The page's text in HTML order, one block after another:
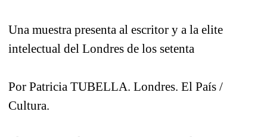
Una muestra presenta al escritor y a la elite
intelectual del Londres de los setenta
Por Patricia TUBELLA. Londres. El País /
Cultura.